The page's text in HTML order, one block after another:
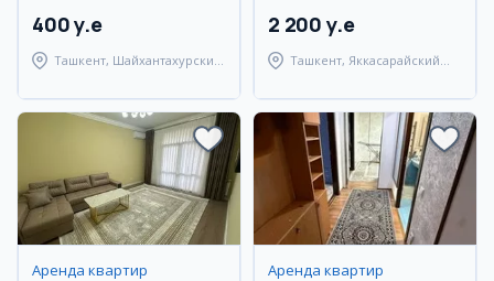
400 y.e
Ташкент, Шайхантахурский
2 200 y.e
Ташкент, Яккасарайский
Аренда квартир Аренда квартир